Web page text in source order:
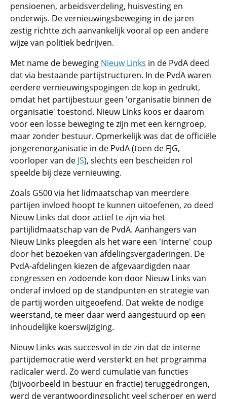
pensioenen, arbeidsverdeling, huisvesting en
onderwijs. De vernieuwingsbeweging in de jaren
zestig richtte zich aanvankelijk vooral op een andere
wijze van politiek bedrijven.
Met name de beweging Nieuw Links in de PvdA deed
dat via bestaande partijstructuren. In de PvdA waren
eerdere vernieuwingspogingen de kop in gedrukt,
omdat het partijbestuur geen 'organisatie binnen de
organisatie' toestond. Nieuw Links koos er daarom
voor een losse beweging te zijn met een kerngroep,
maar zonder bestuur. Opmerkelijk was dat de officiële
jongerenorganisatie in de PvdA (toen de FJG,
voorloper van de JS), slechts een bescheiden rol
speelde bij deze vernieuwing.
Zoals G500 via het lidmaatschap van meerdere
partijen invloed hoopt te kunnen uitoefenen, zo deed
Nieuw Links dat door actief te zijn via het
partijlidmaatschap van de PvdA. Aanhangers van
Nieuw Links pleegden als het ware een 'interne' coup
door het bezoeken van afdelingsvergaderingen. De
PvdA-afdelingen kiezen de afgevaardigden naar
congressen en zodoende kon door Nieuw Links van
onderaf invloed op de standpunten en strategie van
de partij worden uitgeoefend. Dat wekte de nodige
weerstand, te meer daar werd aangestuurd op een
inhoudelijke koerswijziging.
Nieuw Links was succesvol in de zin dat de interne
partijdemocratie werd versterkt en het programma
radicaler werd. Zo werd cumulatie van functies
(bijvoorbeeld in bestuur en fractie) teruggedrongen,
werd de verantwoordingsplicht veel scherper en werd